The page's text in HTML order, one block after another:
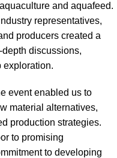
and aquafeed.
representatives,
producers created a
discussions,
exploration.
event enabled us to
material alternatives,
production strategies.
to promising
to developing